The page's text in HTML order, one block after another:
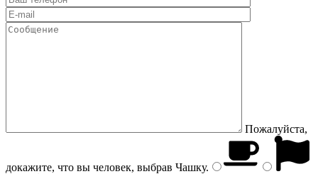
Пожалуйста,
докажите, что вы человек, выбрав Чашку.